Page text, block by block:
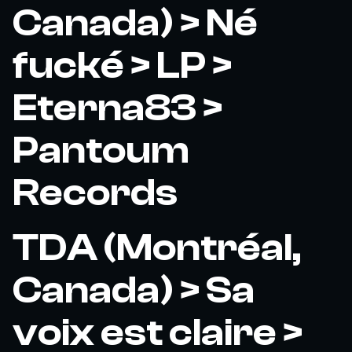
Canada) > Né
fucké > LP >
Eterna83 >
Pantoum
Records
TDA (Montréal,
Canada) > Sa
voix est claire >